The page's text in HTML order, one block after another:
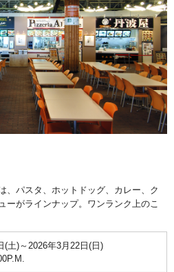
、パスタ、ホットドッグ、カレー、ク
ーがラインナップ。ワンランク上のこ
(土)～2026年3月22日(日)